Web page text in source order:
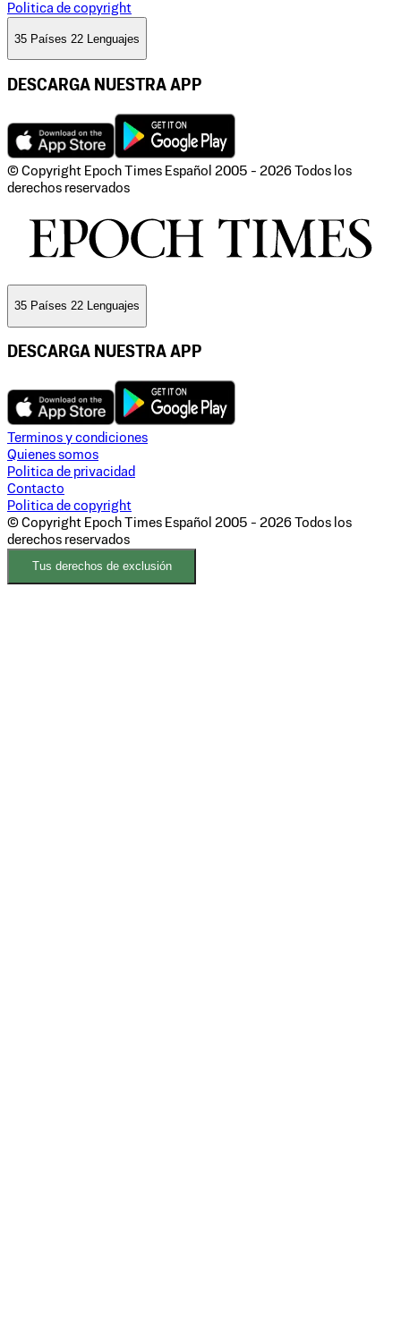
Politica de copyright
35 Países 22 Lenguajes
DESCARGA NUESTRA APP
© Copyright Epoch Times Español 2005 - 2026 Todos los
derechos reservados
35 Países 22 Lenguajes
DESCARGA NUESTRA APP
Terminos y condiciones
Quienes somos
Politica de privacidad
Contacto
Politica de copyright
© Copyright Epoch Times Español 2005 - 2026 Todos los
derechos reservados
Tus derechos de exclusión